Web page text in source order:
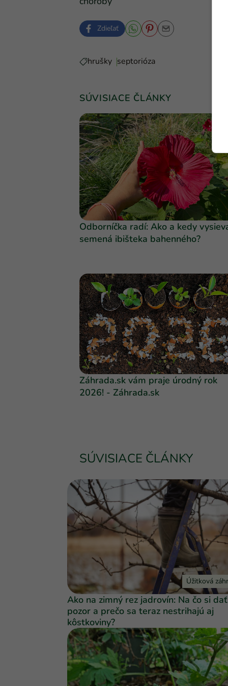
Zdieľať
hrušky septorióza
SÚVISIACE ČLÁNKY
Odborníčka radí: Ako a kedy
semená ibišteka bahenného?
Záhrada.sk vám praje úrodný rok
2026! - Záhrada.sk
SÚVISIACE ČLÁNKY
Úžitková
Ako na zimný rez jadrovín: Na čo si dať
pozor a prečo sa teraz nestrihajú aj
kôstkoviny?